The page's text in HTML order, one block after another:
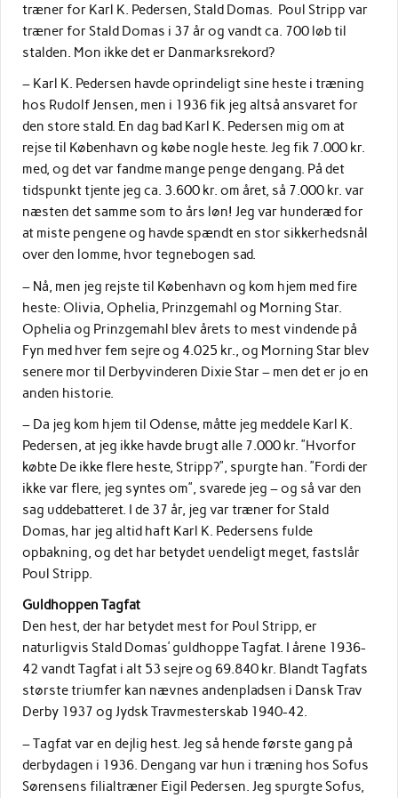
træner for Karl K. Pedersen, Stald Domas. Poul Stripp var
træner for Stald Domas i 37 år og vandt ca. 700 løb til
stalden. Mon ikke det er Danmarksrekord?
– Karl K. Pedersen havde oprindeligt sine heste i træning
hos Rudolf Jensen, men i 1936 fik jeg altså ansvaret for
den store stald. En dag bad Karl K. Pedersen mig om at
rejse til København og købe nogle heste. Jeg fik 7.000 kr.
med, og det var fandme mange penge dengang. På det
tidspunkt tjente jeg ca. 3.600 kr. om året, så 7.000 kr. var
næsten det samme som to års løn! Jeg var hunderæd for
at miste pengene og havde spændt en stor sikkerhedsnål
over den lomme, hvor tegnebogen sad.
– Nå, men jeg rejste til København og kom hjem med fire
heste: Olivia, Ophelia, Prinzgemahl og Morning Star.
Ophelia og Prinzgemahl blev årets to mest vindende på
Fyn med hver fem sejre og 4.025 kr., og Morning Star blev
senere mor til Derbyvinderen Dixie Star – men det er jo en
anden historie.
– Da jeg kom hjem til Odense, måtte jeg meddele Karl K.
Pedersen, at jeg ikke havde brugt alle 7.000 kr. ”Hvorfor
købte De ikke flere heste, Stripp?”, spurgte han. ”Fordi der
ikke var flere, jeg syntes om”, svarede jeg – og så var den
sag uddebatteret. I de 37 år, jeg var træner for Stald
Domas, har jeg altid haft Karl K. Pedersens fulde
opbakning, og det har betydet uendeligt meget, fastslår
Poul Stripp.
Guldhoppen Tagfat
Den hest, der har betydet mest for Poul Stripp, er
naturligvis Stald Domas’ guldhoppe Tagfat. I årene 1936-
42 vandt Tagfat i alt 53 sejre og 69.840 kr. Blandt Tagfats
største triumfer kan nævnes andenpladsen i Dansk Trav
Derby 1937 og Jydsk Travmesterskab 1940-42.
– Tagfat var en dejlig hest. Jeg så hende første gang på
derbydagen i 1936. Dengang var hun i træning hos Sofus
Sørensens filialtræner Eigil Pedersen. Jeg spurgte Sofus,